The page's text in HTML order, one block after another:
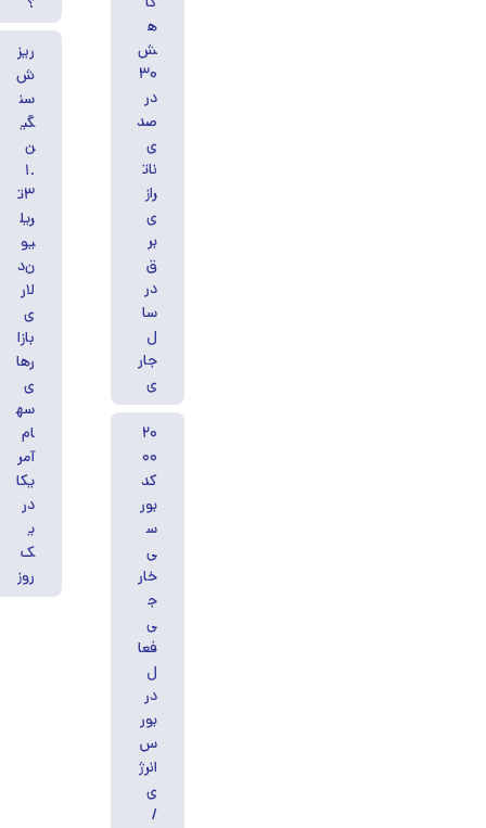
ش
۳۰
در
صد
نات
در
سا
جار
۲۰
۰۰
کد
بور
خار
فعا
در
بور
س
انرژ
ریز
ش
سن
گی
۳ت
ریل
یو
ن‌د
لار
بازا
رها
سه
ام
آمر
یکا
در
ک
روز